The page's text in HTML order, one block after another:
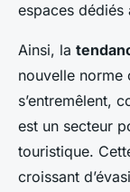
espaces dédiés
Ainsi, la
nouvelle
s’entremêlent,
est un secteur
touristique.
croissant